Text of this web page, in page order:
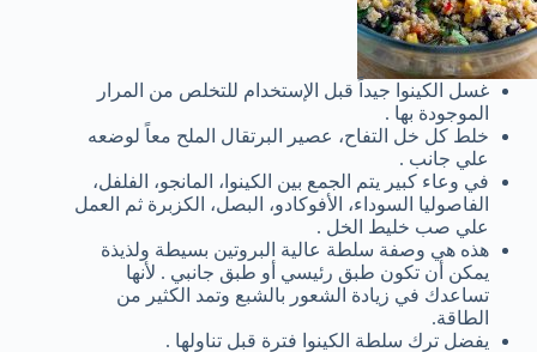
غسل الكينوا جيداً قبل الإستخدام للتخلص من المرار
الموجودة بها .
خلط كل خل التفاح، عصير البرتقال الملح معاً لوضعه
علي جانب .
في وعاء كبير يتم الجمع بين الكينوا، المانجو، الفلفل،
الفاصوليا السوداء، الأفوكادو، البصل، الكزبرة ثم العمل
علي صب خليط الخل .
هذه هي وصفة سلطة عالية البروتين بسيطة ولذيذة
يمكن أن تكون طبق رئيسي أو طبق جانبي . لأنها
تساعدك في زيادة الشعور بالشبع وتمد الكثير من
الطاقة.
يفضل ترك سلطة الكينوا فترة قبل تناولها .